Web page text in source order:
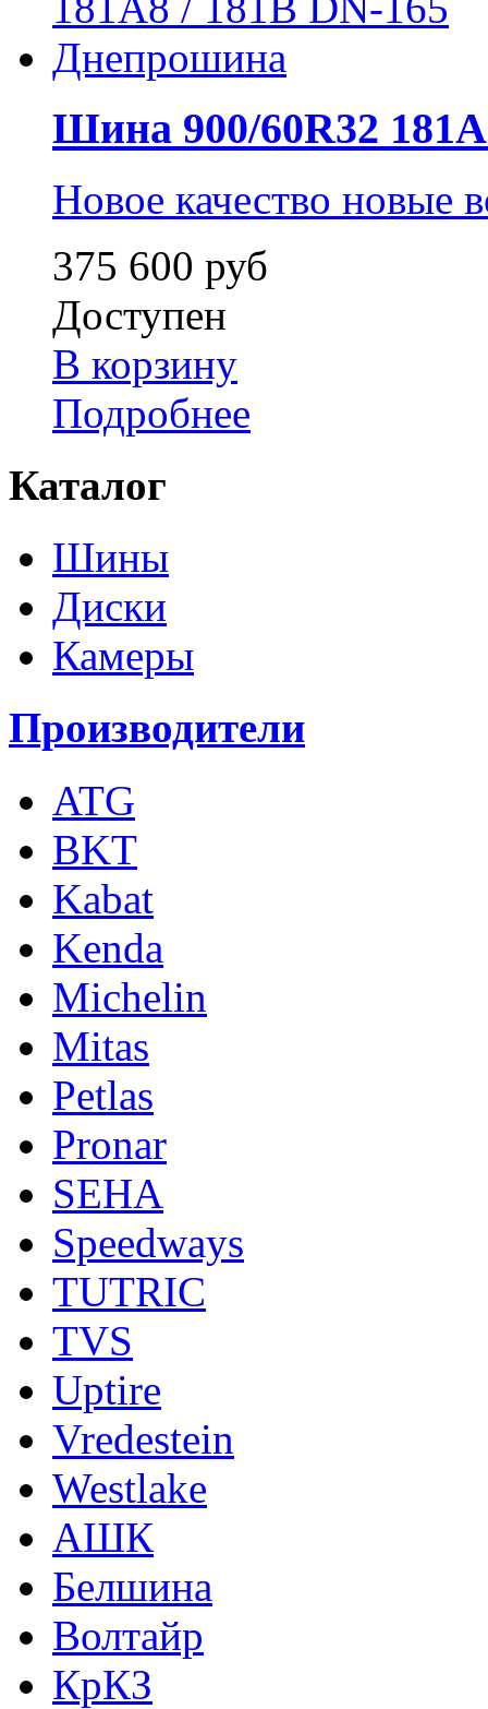
Шина 900/60R32
Новое качество новые
375 600 руб
Доступен
В корзину
Подробнее
Каталог
Шины
Диски
Камеры
Производители
ATG
BKT
Kabat
Kenda
Michelin
Mitas
Petlas
Pronar
SEHA
Speedways
TUTRIC
TVS
Uptire
Vredestein
Westlake
АШК
Белшина
Волтайр
КрКЗ